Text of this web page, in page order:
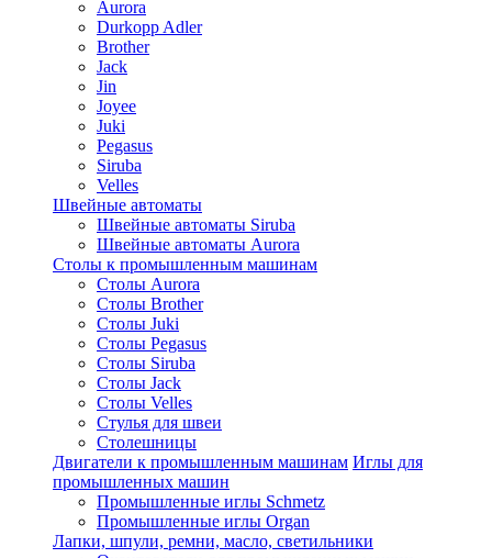
Aurora
Durkopp Adler
Brother
Jack
Jin
Joyee
Juki
Pegasus
Siruba
Velles
Швейные автоматы
Швейные автоматы Siruba
Швейные автоматы Aurora
Столы к промышленным машинам
Столы Aurora
Столы Brother
Столы Juki
Столы Pegasus
Столы Siruba
Столы Jack
Столы Velles
Стулья для швеи
Столешницы
Двигатели к промышленным машинам Иглы для
промышленных машин
Промышленные иглы Schmetz
Промышленные иглы Organ
Лапки, шпули, ремни, масло, светильники